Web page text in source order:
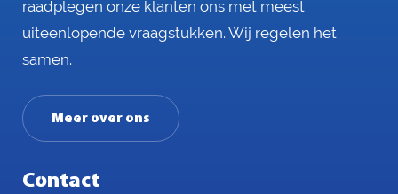
raadplegen onze klanten ons met meest
uiteenlopende vraagstukken. Wij regelen het
samen.
Meer over ons
Contact